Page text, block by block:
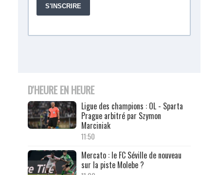
D'HEURE EN HEURE
Ligue des champions : OL - Sparta
Prague arbitré par Szymon
Marciniak
11:50
Mercato : le FC Séville de nouveau
sur la piste Molebe ?